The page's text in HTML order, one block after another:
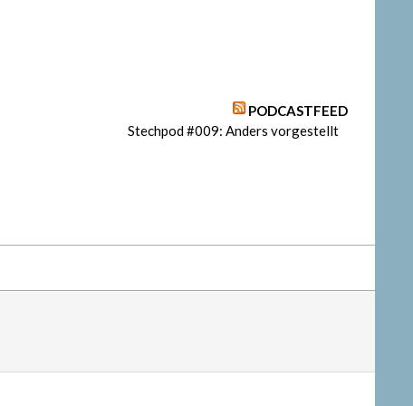
PODCASTFEED
Stechpod #009: Anders vorgestellt